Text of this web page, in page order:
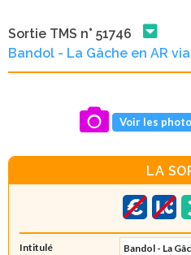
Sortie TMS n° 51746
Bandol - La Gâche en AR
Voir les
LA
Intitulé
Bandol - La